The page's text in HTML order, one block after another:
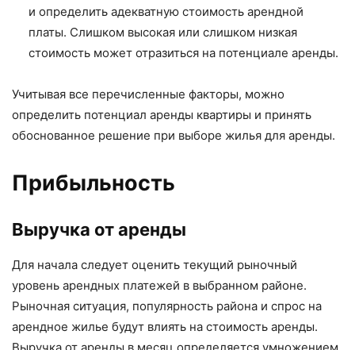
и определить адекватную стоимость арендной
платы. Слишком высокая или слишком низкая
стоимость может отразиться на потенциале аренды.
Учитывая все перечисленные факторы, можно
определить потенциал аренды квартиры и принять
обоснованное решение при выборе жилья для аренды.
Прибыльность
Выручка от аренды
Для начала следует оценить текущий рыночный
уровень арендных платежей в выбранном районе.
Рыночная ситуация, популярность района и спрос на
арендное жилье будут влиять на стоимость аренды.